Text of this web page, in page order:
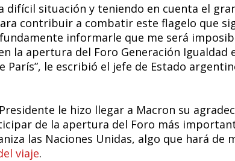
difícil situación y teniendo en cuenta el
contribuir a combatir este flagelo que
informarle que me será
la apertura del Foro Generación Igualdad
París”, le escribió el jefe de Estado
le hizo llegar a Macron su
de la apertura del Foro más
las Naciones Unidas, algo que hará de
viaje.